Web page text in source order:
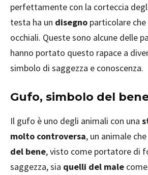
perfettamente con la corteccia
testa ha un disegno particolare
occhiali. Queste sono alcune delle
hanno portato questo rapace a
simbolo di saggezza e conoscenza.
Gufo, simbolo del
Il gufo è uno degli animali con una
molto controversa, un animale
del bene, visto come portatore di
saggezza, sia quelli del male